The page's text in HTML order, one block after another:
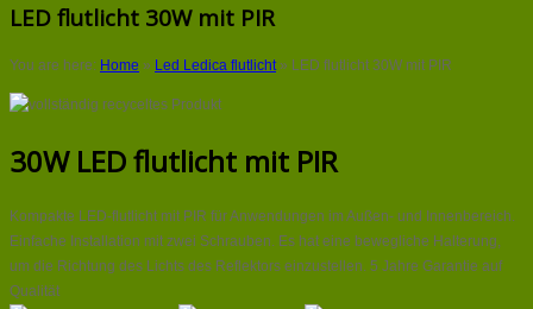
LED flutlicht 30W mit PIR
You are here: Home » Led Ledica flutlicht » LED flutlicht 30W mit PIR
30W LED flutlicht mit PIR
Kompakte LED-flutlicht mit PIR für Anwendungen im Außen- und Innenbereich.
Einfache Installation mit zwei Schrauben. Es hat eine bewegliche Halterung,
um die Richtung des Lichts des Reflektors einzustellen. 5 Jahre Garantie auf
Qualität